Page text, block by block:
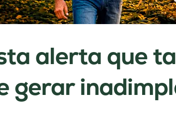
alerta que
gerar